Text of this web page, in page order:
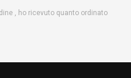
, ho ricevuto quanto ordinato